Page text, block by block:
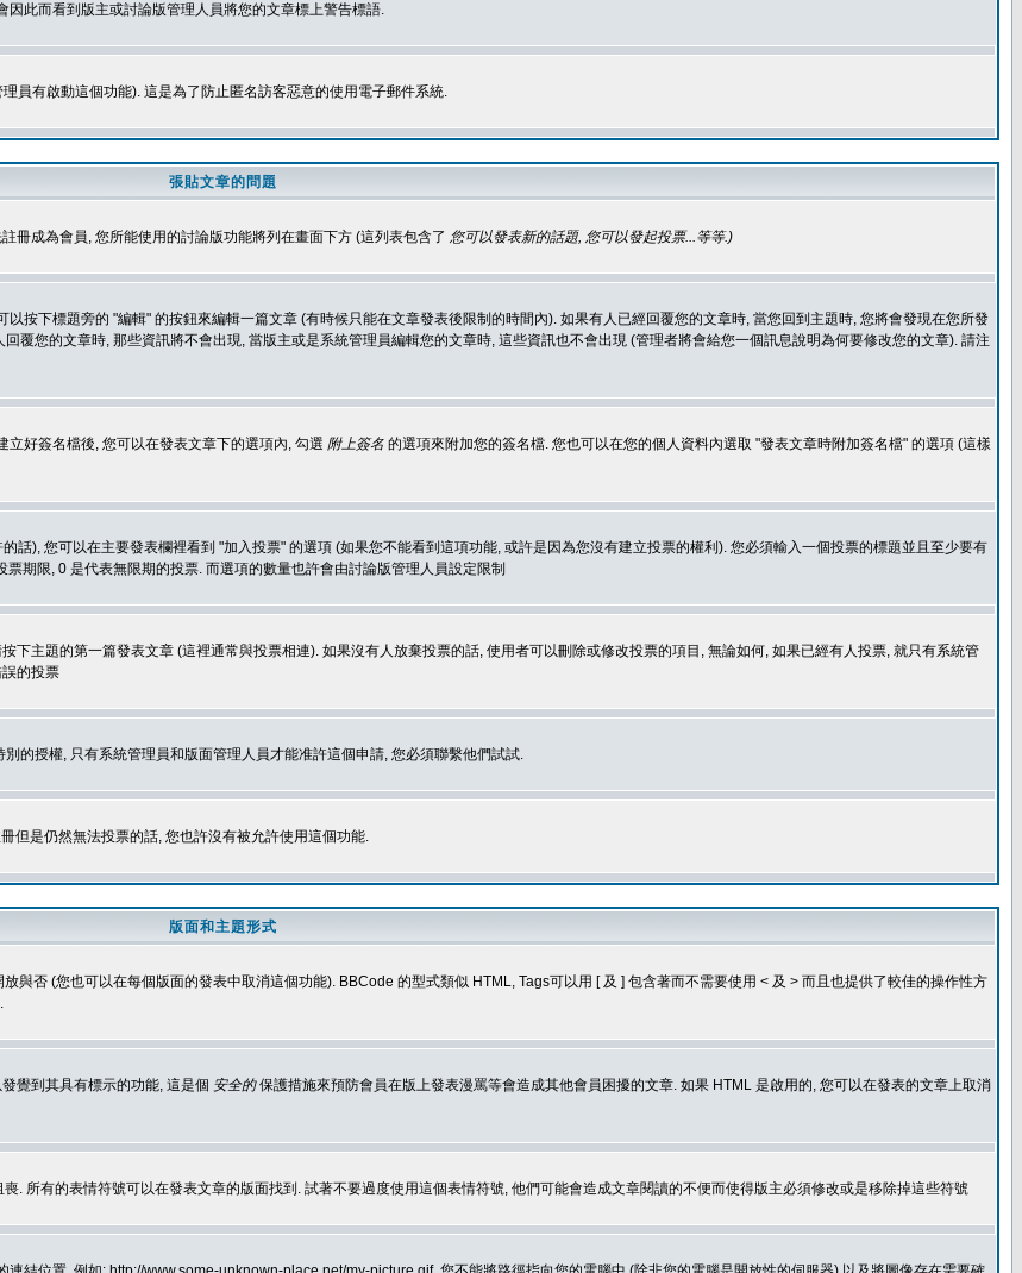
此而看到版主或討論版管理人員將您的文章標上警告標語.
員有啟動這個功能). 這是為了防止匿名訪客惡意的使用電子郵件系統.
張貼文章的問題
冊成為會員, 您所能使用的討論版功能將列在畫面下方 (這列表包含了 您可以發表新的話題, 您可以發起投票...等等.)
按下標題旁的 "編輯" 的按鈕來編輯一篇文章 (有時候只能在文章發表後限制的時間內). 如果有人已經回覆您的文章時, 當您回到主題時, 您將會發現在您所發
覆您的文章時, 那些資訊將不會出現, 當版主或是系統管理員編輯您的文章時, 這些資訊也不會出現 (管理者將會給您一個訊息說明為何要修改您的文章). 請注
好簽名檔後, 您可以在發表文章下的選項內, 勾選 附上簽名 的選項來附加您的簽名檔. 您也可以在您的個人資料內選取 "發表文章時附加簽名檔" 的選項 (這樣
話), 您可以在主要發表欄裡看到 "加入投票" 的選項 (如果您不能看到這項功能, 或許是因為您沒有建立投票的權利). 您必須輸入一個投票的標題並且至少要有
期限, 0 是代表無限期的投票. 而選項的數量也許會由討論版管理人員設定限制
下主題的第一篇發表文章 (這裡通常與投票相連). 如果沒有人放棄投票的話, 使用者可以刪除或修改投票的項目, 無論如何, 如果已經有人投票, 就只有系統管
的投票
的授權, 只有系統管理員和版面管理人員才能准許這個申請, 您必須聯繫他們試試.
但是仍然無法投票的話, 您也許沒有被允許使用這個功能.
版面和主題形式
與否 (您也可以在每個版面的發表中取消這個功能). BBCode 的型式類似 HTML, Tags可以用 [ 及 ] 包含著而不需要使用 < 及 > 而且也提供了較佳的操作性方
覺到其具有標示的功能, 這是個 安全的保護措施來預防會員在版上發表漫罵等會造成其他會員困擾的文章. 如果 HTML 是啟用的, 您可以在發表的文章上取消
. 所有的表情符號可以在發表文章的版面找到. 試著不要過度使用這個表情符號, 他們可能會造成文章閱讀的不便而使得版主必須修改或是移除掉這些符號